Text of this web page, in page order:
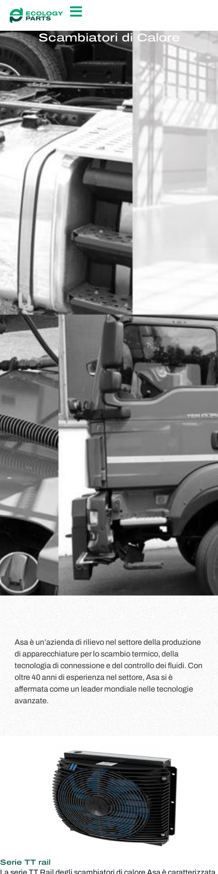
Scambiatori di Calore
Asa è un’azienda di rilievo nel settore della produzione
di apparecchiature per lo scambio termico, della
tecnologia di connessione e del controllo dei fluidi. Con
oltre 40 anni di esperienza nel settore, Asa si è
affermata come un leader mondiale nelle tecnologie
avanzate.
Serie TT rail
La serie TT Rail degli scambiatori di calore Asa è caratterizzata